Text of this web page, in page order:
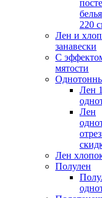
220
Лен и
занавески
С
мятости
Лен
Лен
Лен
Полулен